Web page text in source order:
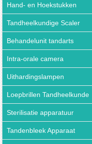
Hand- en Hoekstukken
Tandheelkundige Scaler
Behandelunit tandarts
Intra-orale camera
Uithardingslampen
Loepbrillen Tandheelkunde
Sterilisatie apparatuur
Tandenbleek Apparaat
Sort: